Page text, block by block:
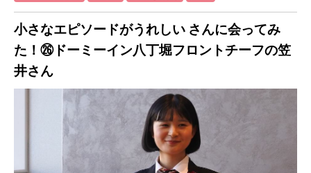
小さなエピソードがうれしい さんに会ってみ
た！㉖ドーミーイン八丁堀フロントチーフの笠
井さん